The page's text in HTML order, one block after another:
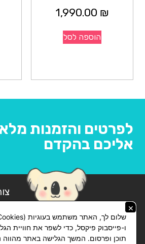
1,990.00 ₪
הוספה לסל
לפרטים והזמנות
אליכם בהקדם
×
ו-פייסבוק פיקסל, כדי לשפר את חוויית
תוכן ופרסום. המשך הגלישה באתר